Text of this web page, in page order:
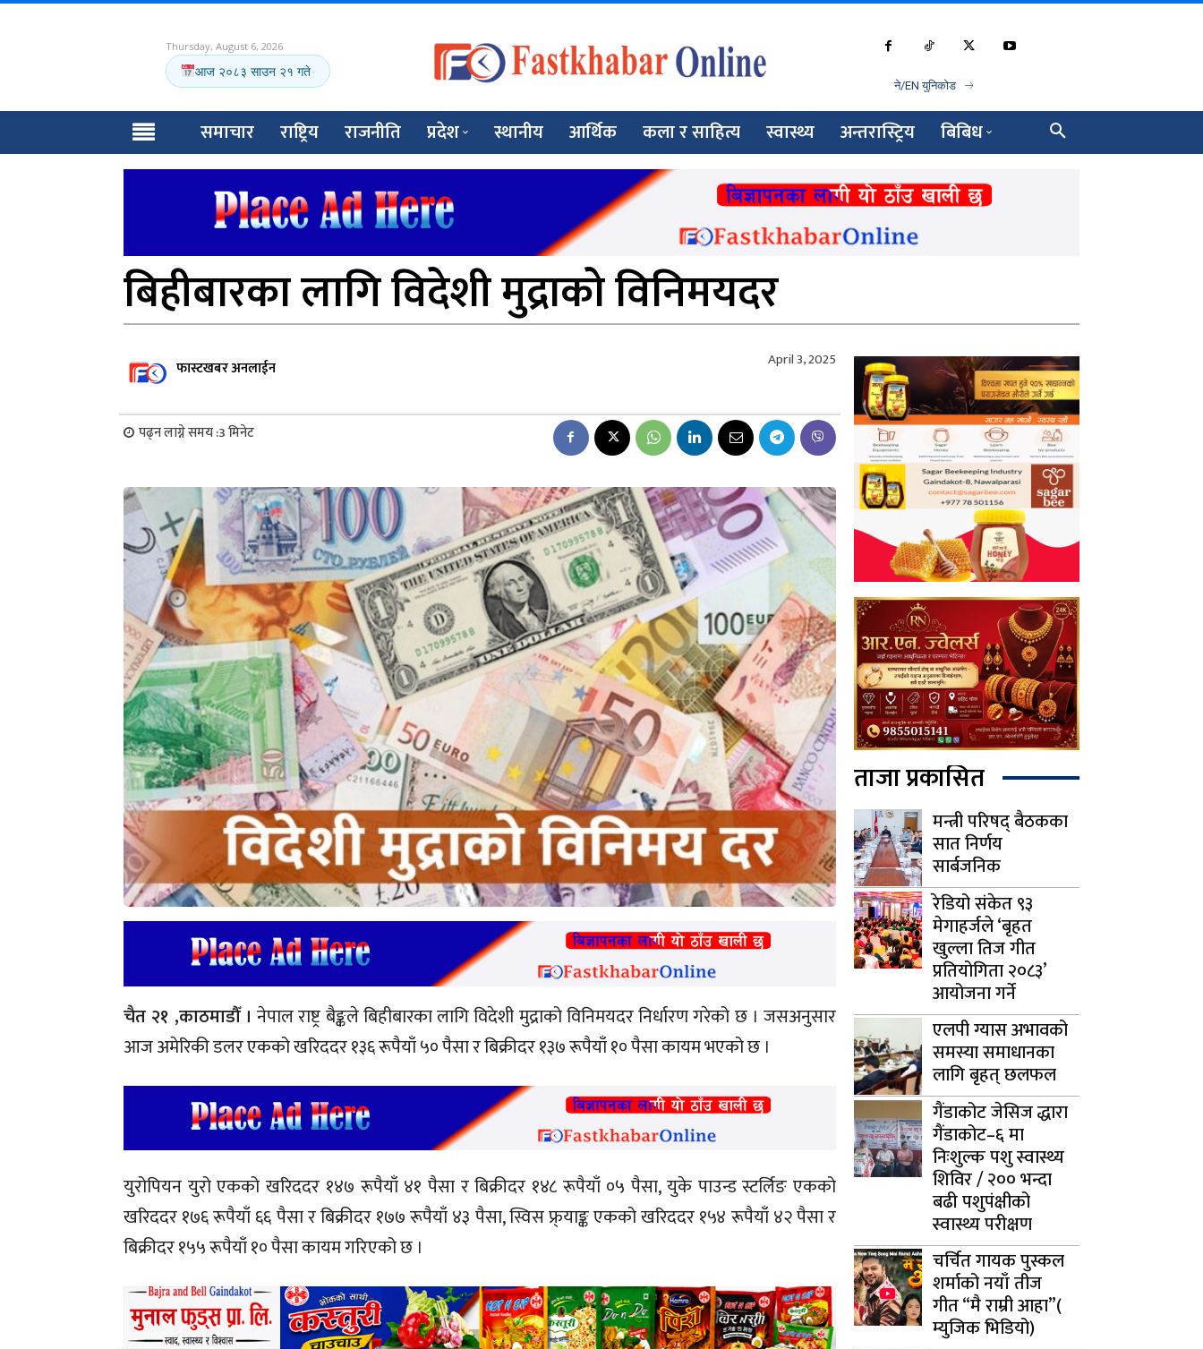
Thursday, August 6, 2026
आज २०८३ साउन २१ गते ·
ने/EN युनिकोड
समाचार राष्ट्रिय राजनीति प्रदेश स्थानीय आर्थिक कला र साहित्य स्वास्थ्य अन्तरास्ट्रिय बिबिध
बिहीबारका लागि विदेशी मुद्राको विनिमयदर
फास्टखबर अनलाईन April 3, 2025
पढ्न लाग्ने समय :3मिनेट
चैत २१ ,काठमाडौँ । नेपाल राष्ट्र बैङ्कले बिहीबारका लागि विदेशी मुद्राको विनिमयदर निर्धारण गरेको छ । जसअनुसार
आज अमेरिकी डलर एकको खरिददर १३६ रूपैयाँ ५० पैसा र बिक्रीदर १३७ रूपैयाँ १० पैसा कायम भएको छ ।
युरोपियन युरो एकको खरिददर १४७ रूपैयाँ ४१ पैसा र बिक्रीदर १४८ रूपैयाँ ०५ पैसा, युके पाउन्ड स्टर्लिङ एकको
खरिददर १७६ रूपैयाँ ६६ पैसा र बिक्रीदर १७७ रूपैयाँ ४३ पैसा, स्विस फ्र्याङ्क एकको खरिददर १५४ रूपैयाँ ४२ पैसा र
बिक्रीदर १५५ रूपैयाँ १० पैसा कायम गरिएको छ ।
ताजा प्रकासित
मन्त्री परिषद् बैठकका
सात निर्णय
सार्बजनिक
रेडियो संकेत ९३
मेगाहर्जले ‘बृहत
खुल्ला तिज गीत
प्रतियोगिता २०८३’
आयोजना गर्ने
एलपी ग्यास अभावको
समस्या समाधानका
लागि बृहत् छलफल
गैंडाकोट जेसिज द्धारा
गैंडाकोट–६ मा
निःशुल्क पशु स्वास्थ्य
शिविर / २०० भन्दा
बढी पशुपंक्षीको
स्वास्थ्य परीक्षण
चर्चित गायक पुस्कल
शर्माको नयाँ तीज
गीत “मै राम्री आहा”(
म्युजिक भिडियो)